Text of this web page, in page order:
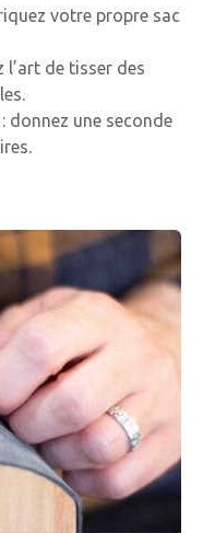
votre propre sac
l’art de tisser des
: donnez une seconde